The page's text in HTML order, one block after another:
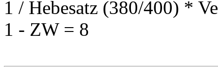
1 / Hebesatz (380/400) *
1 - ZW = 8